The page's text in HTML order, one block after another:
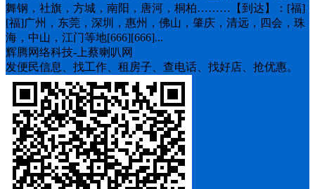
舞钢，社旗，方城，南阳，唐河，桐柏………【到达】：[福]
[福]广州，东莞，深圳，惠州，佛山，肇庆，清远，四会，珠
海，中山，江门等地[666][666]...
辉腾网络科技-上蔡喇叭网
发便民信息、找工作、租房子、查电话、找好店、抢优惠。